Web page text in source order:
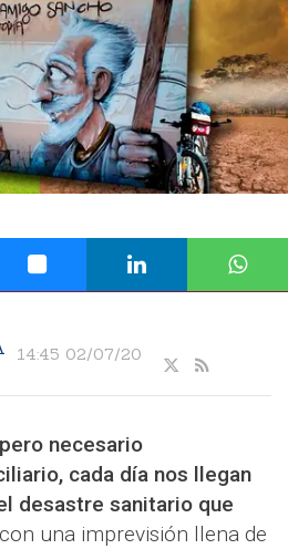
14:45 02/07/20
necesario
cada día nos llegan
desastre sanitario que
una imprevisión llena de